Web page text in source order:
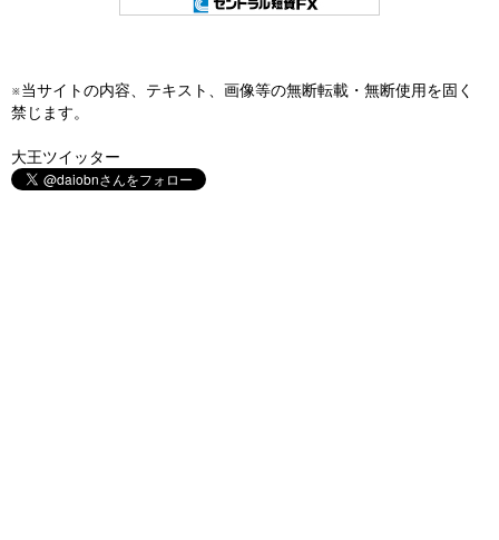
※当サイトの内容、テキスト、画像等の無断転載・無断使用を固く
禁じます。
大王ツイッター